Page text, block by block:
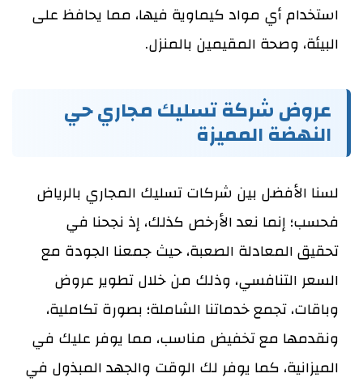
استخدام أي مواد كيماوية فيها، مما يحافظ على
البيئة، وصحة المقيمين بالمنزل.
عروض شركة تسليك مجاري حي
النهضة المميزة
لسنا الأفضل بين شركات تسليك المجاري بالرياض
فحسب؛ إنما نعد الأرخص كذلك، إذ نجحنا في
تحقيق المعادلة الصعبة، حيث جمعنا الجودة مع
السعر التنافسي، وذلك من خلال تطوير عروض
وباقات، تجمع خدماتنا الشاملة؛ بصورة تكاملية،
ونقدمها مع تخفيض مناسب، مما يوفر عليك في
الميزانية، كما يوفر لك الوقت والجهد المبذول في